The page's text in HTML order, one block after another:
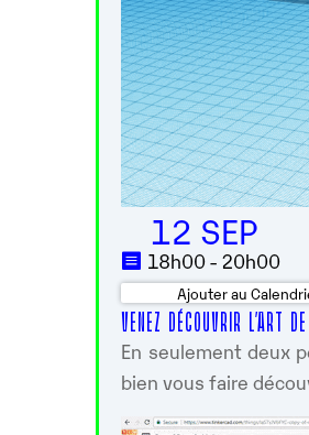
12 SEP
18h00 - 20h00
Ajouter au
Télécharger ICS
VENEZ DÉCOUVRIR L’ART
En seulement deux
bien vous faire